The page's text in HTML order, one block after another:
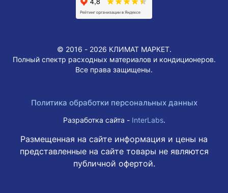
© 2016 - 2026 КЛИМАТ МАРКЕТ.
Полный спектр расходных материалов и кондиционеров.
Все права защищены.
Политика обработки персональных данных
Разработка сайта - InterLabs.
Размещенная на сайте информация и цены на
представленные на сайте товары не являются
публичной офертой.